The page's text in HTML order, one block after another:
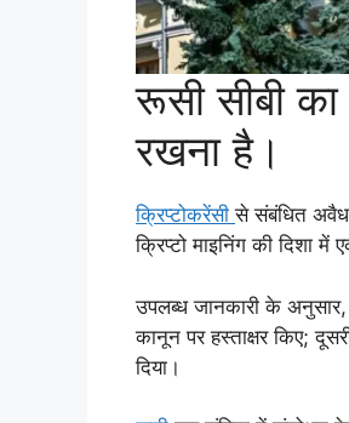
रूसी सीबी
रखना है।
क्रिप्टोकरेंसीसे संबंधित अवैध
क्रिप्टो माइनिंग की दिशा
उपलब्ध जानकारी के
कानून पर हस्ताक्षर किए;
दिया।